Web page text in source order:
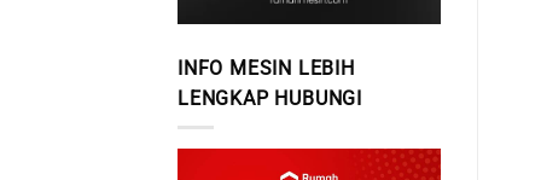
INFO MESIN LEBIH
LENGKAP HUBUNGI